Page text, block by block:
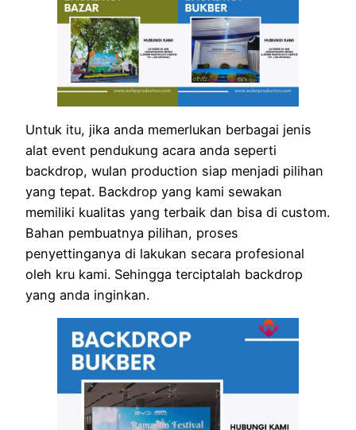
Untuk itu, jika anda memerlukan berbagai jenis
alat event pendukung acara anda seperti
backdrop, wulan production siap menjadi pilihan
yang tepat. Backdrop yang kami sewakan
memiliki kualitas yang terbaik dan bisa di custom.
Bahan pembuatnya pilihan, proses
penyettinganya di lakukan secara profesional
oleh kru kami. Sehingga terciptalah backdrop
yang anda inginkan.